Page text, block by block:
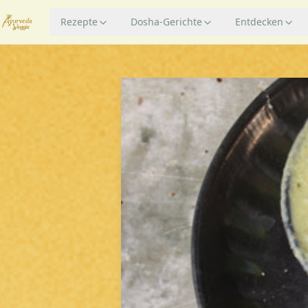
Rezepte Dosha-Gerichte Entdecken